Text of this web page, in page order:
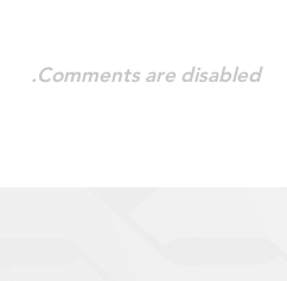
Comments are disabled.